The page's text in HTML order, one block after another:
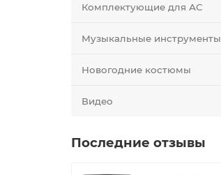
Комплектующие для АС
Музыкальные инструменты
Новогодние костюмы
Видео
Последние отзывы